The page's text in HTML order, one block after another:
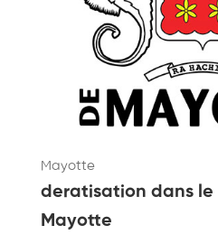
Mayotte
deratisation dans
Mayotte